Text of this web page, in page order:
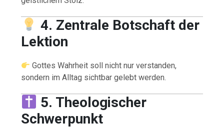
4. Zentrale Botschaft der
Lektion
Gottes Wahrheit soll nicht nur verstanden,
sondern im Alltag sichtbar gelebt werden.
5. Theologischer
Schwerpunkt